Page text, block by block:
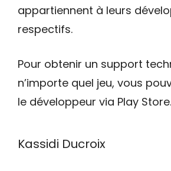
appartiennent à leurs
respectifs.
Pour obtenir un support
n’importe quel jeu, vous
le développeur via Play Store.
Kassidi Ducroix